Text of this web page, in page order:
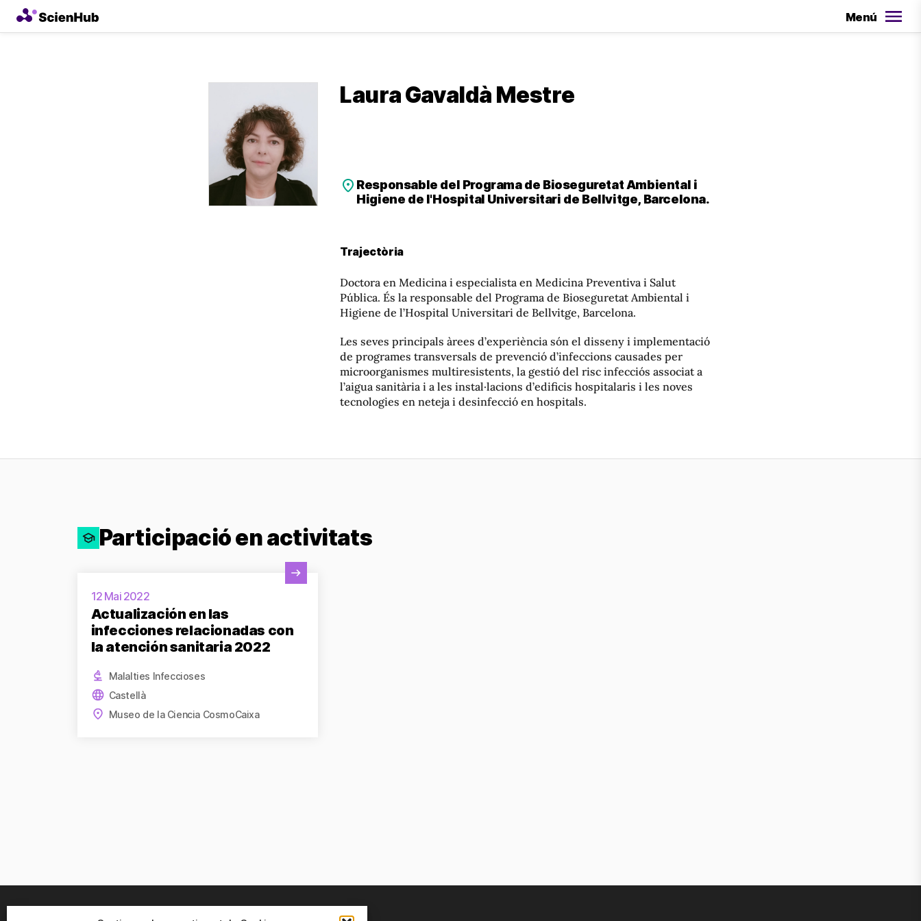
Menú
Laura Gavaldà Mestre
Responsable del Programa de Bioseguretat Ambiental i
Higiene de l'Hospital Universitari de Bellvitge, Barcelona.
Trajectòria
Doctora en Medicina i especialista en Medicina Preventiva i Salut
Pública. És la responsable del Programa de Bioseguretat Ambiental i
Higiene de l’Hospital Universitari de Bellvitge, Barcelona.
Les seves principals àrees d’experiència són el disseny i implementació
de programes transversals de prevenció d’infeccions causades per
microorganismes multiresistents, la gestió del risc infecciós associat a
l’aigua sanitària i a les instal·lacions d’edificis hospitalaris i les noves
tecnologies en neteja i desinfecció en hospitals.
Participació en activitats
12 Mai 2022
Actualización en las
infecciones relacionadas con
la atención sanitaria 2022
Malalties Infeccioses
Castellà
Museo de la Ciencia CosmoCaixa